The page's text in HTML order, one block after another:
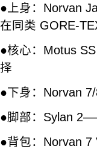
●上身：Norvan
在同类 GORE-
●核心：Motus
择
●下身：Norvan
●脚部：Sylan
●背包：Norvan